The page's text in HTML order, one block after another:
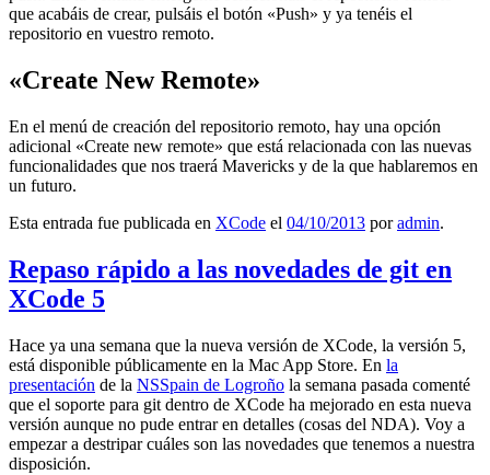
que acabáis de crear, pulsáis el botón «Push» y ya tenéis el
repositorio en vuestro remoto.
«Create New Remote»
En el menú de creación del repositorio remoto, hay una opción
adicional «Create new remote» que está relacionada con las nuevas
funcionalidades que nos traerá Mavericks y de la que hablaremos en
un futuro.
Esta entrada fue publicada en XCode el 04/10/2013 poradmin.
Repaso rápido a las novedades de git en
XCode 5
Hace ya una semana que la nueva versión de XCode, la versión 5,
está disponible públicamente en la Mac App Store. En la
presentación de la NSSpain de Logroño la semana pasada comenté
que el soporte para git dentro de XCode ha mejorado en esta nueva
versión aunque no pude entrar en detalles (cosas del NDA). Voy a
empezar a destripar cuáles son las novedades que tenemos a nuestra
disposición.